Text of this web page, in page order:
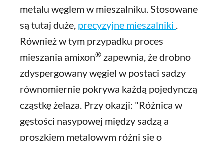
metalu węglem w mieszalniku. Stosowane
są tutaj duże, precyzyjne mieszalniki .
Również w tym przypadku proces
mieszania amixon® zapewnia, że drobno
zdyspergowany węgiel w postaci sadzy
równomiernie pokrywa każdą pojedynczą
cząstkę żelaza. Przy okazji: "Różnica w
gęstości nasypowej między sadzą a
proszkiem metalowym różni się o